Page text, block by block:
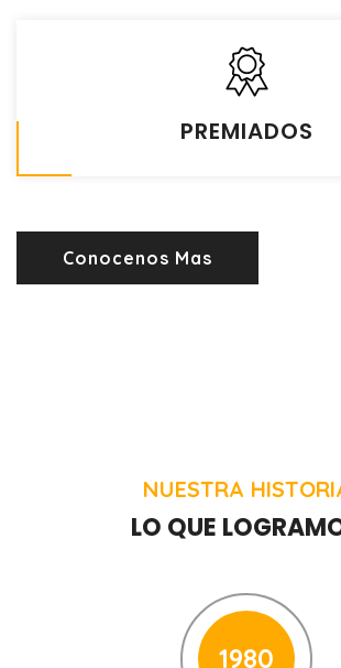
PREMIADOS
Conocenos Mas
NUESTRA
LO QUE
1980